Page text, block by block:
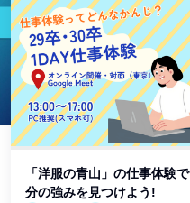
「洋服の青山」の仕事体験
分の強みを見つけよう!